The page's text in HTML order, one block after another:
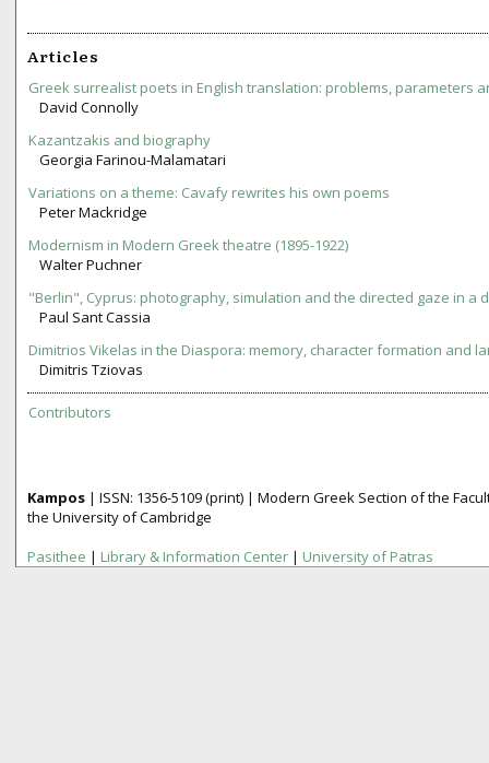
Articles
Greek surrealist poets in English translation: problems, parameters
David Connolly
Kazantzakis and biography
Georgia Farinou-Malamatari
Variations on a theme: Cavafy rewrites his own poems
Peter Mackridge
Modernism in Modern Greek theatre (1895-1922)
Walter Puchner
"Berlin", Cyprus: photography, simulation and the directed gaze in a
Paul Sant Cassia
Dimitrios Vikelas in the Diaspora: memory, character formation and
Dimitris Tziovas
Contributors
Kampos | ISSN: 1356­-5109(print) | Modern Greek Section of the
the University of Cambridge
Pasithee | Library & Information Center | University of Patras